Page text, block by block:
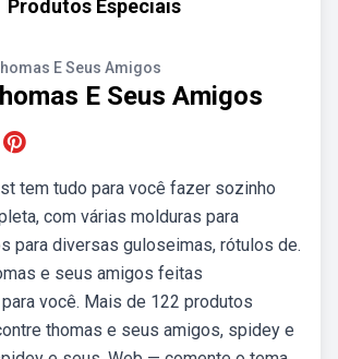
Produtos Especiais
E Seus Amigos
E Seus Amigos
tem tudo para você fazer sozinho
com várias molduras para
para diversas guloseimas, rótulos de.
e seus amigos feitas
você. Mais de 122 produtos
thomas e seus amigos, spidey e